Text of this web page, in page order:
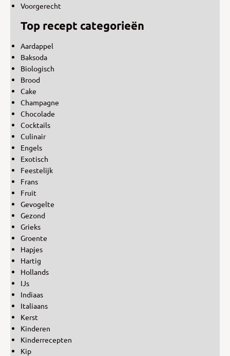
Voorgerecht
Top recept categorieën
Aardappel
Baksoda
Biologisch
Brood
Cake
Champagne
Chocolade
Cocktails
Culinair
Engels
Exotisch
Feestelijk
Frans
Fruit
Gevogelte
Gezond
Grieks
Groente
Hapjes
Hartig
Hollands
IJs
Indiaas
Italiaans
Kerst
Kinderen
Kinderrecepten
Kip